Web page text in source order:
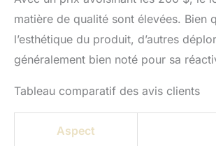
matière de qualité sont élevées. Bien
l’esthétique du produit, d’autres
généralement bien noté pour sa
Tableau comparatif des avis clients
Aspect